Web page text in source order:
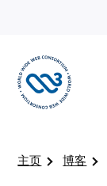
主页 博客